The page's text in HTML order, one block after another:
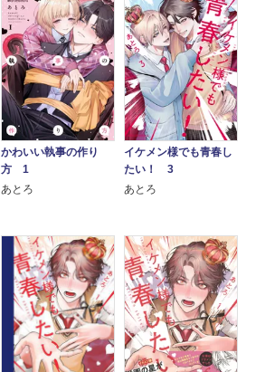
かわいい執事の作り
方 1
あとろ
イケメン様でも青春し
たい！ 3
あとろ